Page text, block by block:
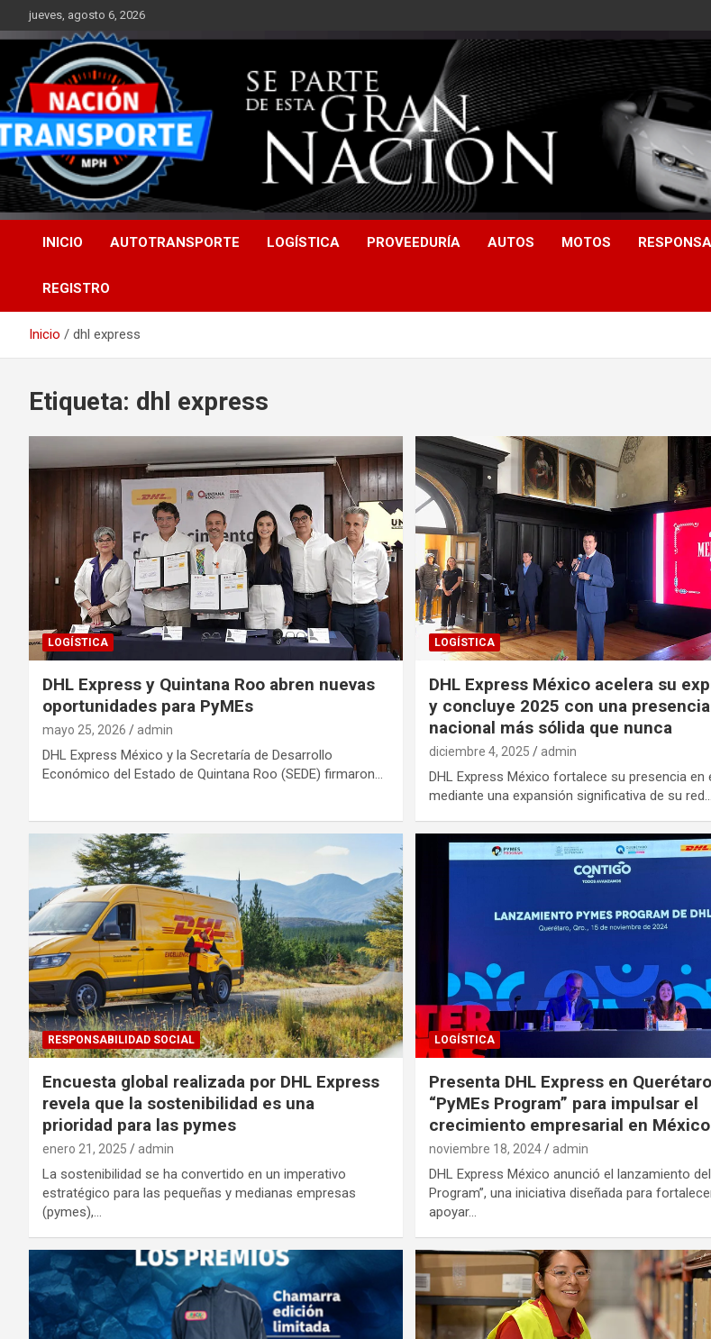
Saltar
al
contenido
jueves, agosto 6, 2026
INICIO AUTOTRANSPORTE LOGÍSTICA PROVEEDURÍA AUTOS MOTOS
REGISTRO
Inicio dhl express
Etiqueta: dhl express
LOGÍSTICA
DHL Express y Quintana Roo abren nuevas
oportunidades para PyMEs
mayo 25, 2026 admin
DHL Express México y la Secretaría de Desarrollo
Económico del Estado de Quintana Roo (SEDE) firmaron…
LOGÍSTICA
DHL Express México acelera su
y concluye 2025 con una presencia
nacional más sólida que nunca
diciembre 4, 2025 admin
DHL Express México fortalece su presencia en
mediante una expansión significativa de su red…
RESPONSABILIDAD SOCIAL
Encuesta global realizada por DHL Express
revela que la sostenibilidad es una
prioridad para las pymes
enero 21, 2025 admin
La sostenibilidad se ha convertido en un imperativo
estratégico para las pequeñas y medianas empresas
(pymes),…
LOGÍSTICA
Presenta DHL Express en Querétaro
“PyMEs Program” para impulsar el
crecimiento empresarial en México
noviembre 18, 2024 admin
DHL Express México anunció el lanzamiento del
Program”, una iniciativa diseñada para
apoyar…